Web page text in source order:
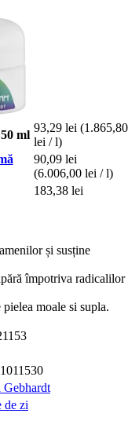
ml
93,29 lei (1.865,80
lei / l)
90,09 lei
(6.006,00 lei / l)
183,38 lei
și susține
împotriva radicalilor
moale si supla.
Gebhardt
de zi